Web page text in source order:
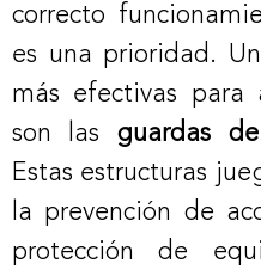
correcto
es una prioridad.
más efectivas para
son las guardas
Estas estructuras
la prevención de
protección de